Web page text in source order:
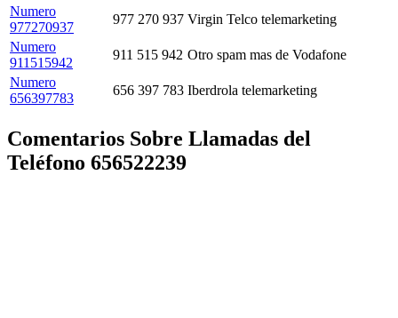
Numero
977270937
977 270 937 Virgin Telco telemarketing
Numero
911515942
911 515 942 Otro spam mas de Vodafone
Numero
656397783
656 397 783 Iberdrola telemarketing
Comentarios Sobre Llamadas del
Teléfono 656522239